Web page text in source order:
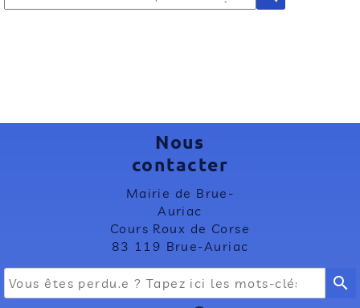
Nous
contacter
Mairie de Brue-
Auriac
Cours Roux de Corse
83 119 Brue-Auriac
search